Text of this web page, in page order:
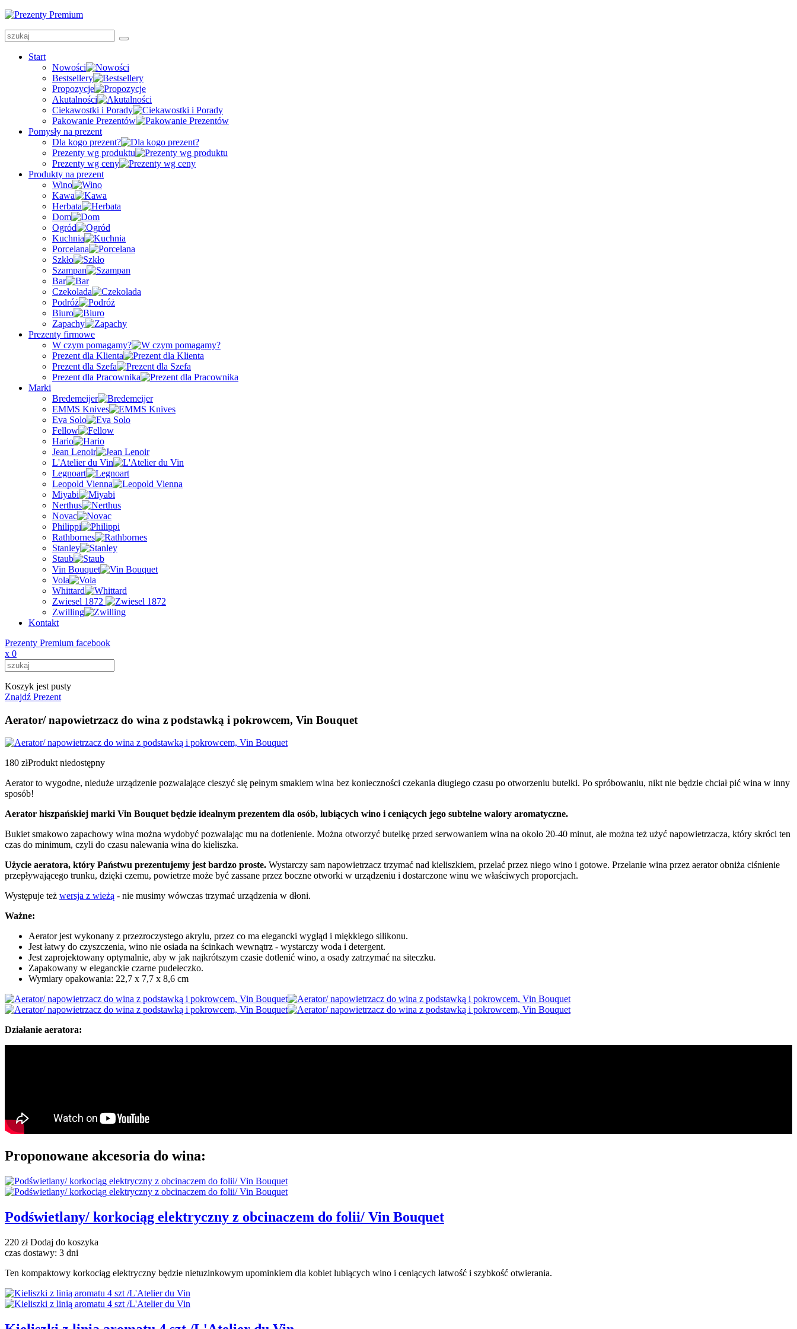
Start
Nowości
Bestsellery
Propozycje
Akutalności
Ciekawostki i Porady
Pakowanie Prezentów
Pomysły na prezent
Dla kogo prezent?
Prezenty wg produktu
Prezenty wg ceny
Produkty na prezent
Wino
Kawa
Herbata
Dom
Ogród
Kuchnia
Porcelana
Szkło
Szampan
Bar
Czekolada
Podróż
Biuro
Zapachy
Prezenty firmowe
W czym pomagamy?
Prezent dla Klienta
Prezent dla Szefa
Prezent dla Pracownika
Marki
Bredemeijer
EMMS Knives
Eva Solo
Fellow
Hario
Jean Lenoir
L'Atelier du Vin
Legnoart
Leopold Vienna
Miyabi
Nerthus
Novac
Philippi
Rathbornes
Stanley
Staub
Vin Bouquet
Vola
Whittard
Zwiesel 1872
Zwilling
Kontakt
Prezenty Premium facebook
x 0
Koszyk jest pusty
Znajdź Prezent
Aerator/ napowietrzacz do wina z podstawką i pokrowcem, Vin Bouquet
180 złProdukt niedostępny
Aerator to wygodne, nieduże urządzenie pozwalające cieszyć się pełnym smakiem wina bez konieczności czekania długiego czasu po otworzeniu butelki. Po spróbowaniu, nikt nie będzie chciał pić wina w inny
sposób!
Aerator hiszpańskiej marki Vin Bouquet będzie idealnym prezentem dla osób, lubiących wino i ceniących jego subtelne walory aromatyczne.
Bukiet smakowo zapachowy wina można wydobyć pozwalając mu na dotlenienie. Można otworzyć butelkę przed serwowaniem wina na około 20-40 minut, ale można też użyć napowietrzacza, który skróci ten
czas do minimum, czyli do czasu nalewania wina do kieliszka.
Użycie aeratora, który Państwu prezentujemy jest bardzo proste. Wystarczy sam napowietrzacz trzymać nad kieliszkiem, przelać przez niego wino i gotowe. Przelanie wina przez aerator obniża ciśnienie
przepływającego trunku, dzięki czemu, powietrze może być zassane przez boczne otworki w urządzeniu i dostarczone winu we właściwych proporcjach.
Występuje też wersja z wieżą - nie musimy wówczas trzymać urządzenia w dłoni.
Ważne:
Aerator jest wykonany z przezroczystego akrylu, przez co ma elegancki wygląd i miękkiego silikonu.
Jest łatwy do czyszczenia, wino nie osiada na ścinkach wewnątrz - wystarczy woda i detergent.
Jest zaprojektowany optymalnie, aby w jak najkrótszym czasie dotlenić wino, a osady zatrzymać na siteczku.
Zapakowany w eleganckie czarne pudełeczko.
Wymiary opakowania: 22,7 x 7,7 x 8,6 cm
Działanie aeratora:
Proponowane akcesoria do wina:
Podświetlany/ korkociąg elektryczny z obcinaczem do folii/ Vin Bouquet
220 złDodaj do koszyka
czas dostawy: 3 dni
Ten kompaktowy korkociąg elektryczny będzie nietuzinkowym upominkiem dla kobiet lubiących wino i ceniących łatwość i szybkość otwierania.